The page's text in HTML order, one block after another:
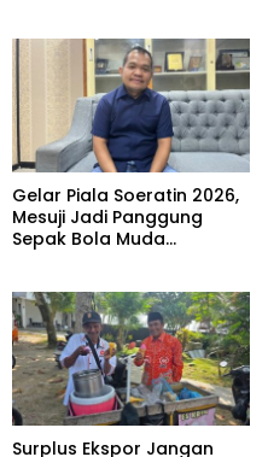
Gelar Piala Soeratin 2026,
Mesuji Jadi Panggung
Sepak Bola Muda
Surplus Ekspor Jangan